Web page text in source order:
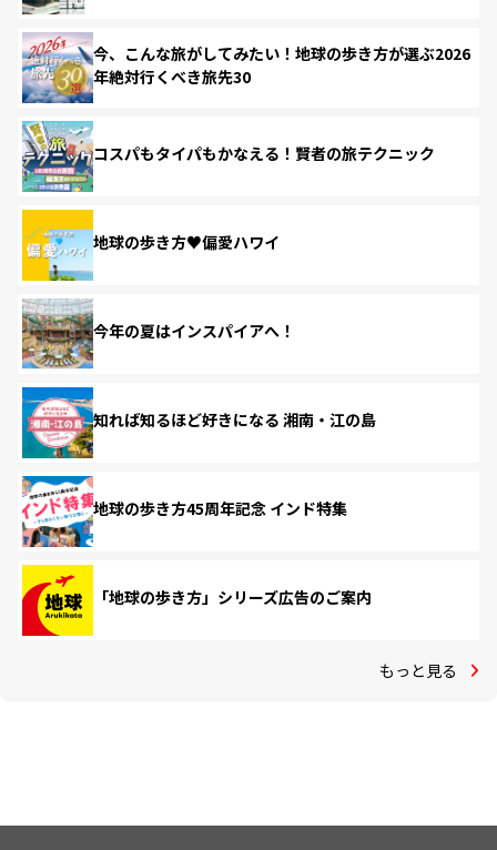
今、こんな旅がしてみたい！地球の歩き方が選ぶ2026
年絶対行くべき旅先30
コスパもタイパもかなえる！賢者の旅テクニック
地球の歩き方♥偏愛ハワイ
今年の夏はインスパイアへ！
知れば知るほど好きになる 湘南・江の島
地球の歩き方45周年記念 インド特集
「地球の歩き方」シリーズ広告のご案内
もっと見る